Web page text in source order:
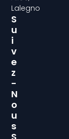
Lalegno
S
U
I
V
E
Z
-
N
O
U
S